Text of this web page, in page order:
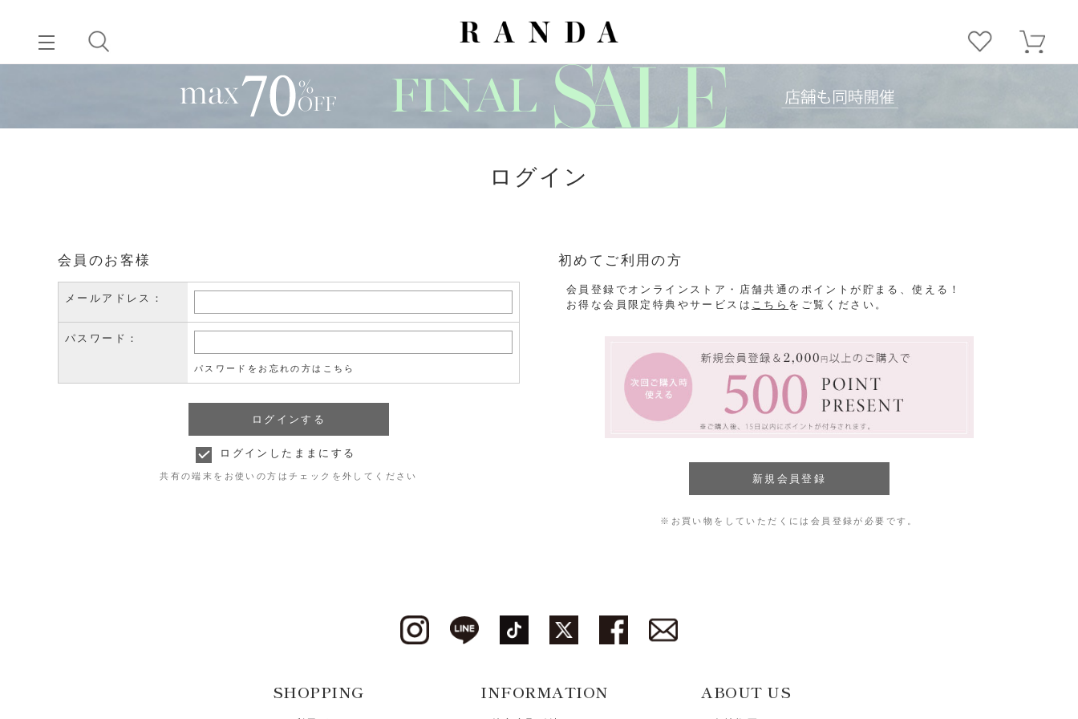
ログイン
会員のお客様
メールアドレス：
パスワード：
パスワードをお忘れの方はこちら
ログインしたままにする
共有の端末をお使いの方はチェックを外してください
初めてご利用の方
会員登録でオンラインストア・店舗共通のポイントが貯まる、使える！
お得な会員限定特典やサービスは こちら をご覧ください。
※お買い物をしていただくには会員登録が必要です。
SHOPPING INFORMATION ABOUT US